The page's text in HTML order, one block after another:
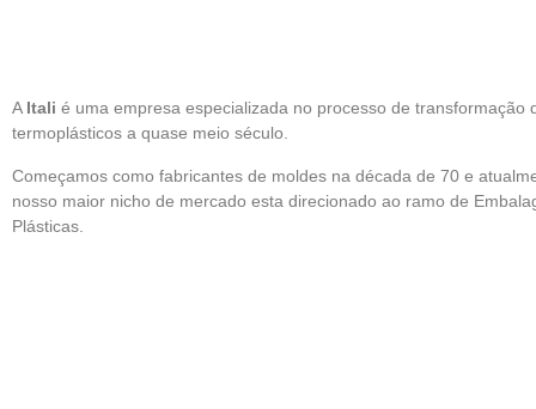
A Itali é uma empresa especializada no processo de transformação
termoplásticos a quase meio século.
Começamos como fabricantes de moldes na década de 70 e
nosso maior nicho de mercado esta direcionado ao ramo de
Plásticas.